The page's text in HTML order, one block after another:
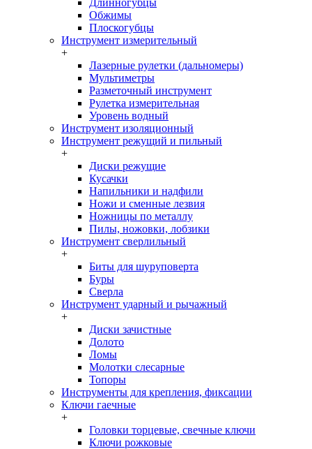
Обжимы
Плоскогубцы
Инструмент измерительный
+
Лазерные рулетки (дальномеры)
Мультиметры
Разметочный инструмент
Рулетка измерительная
Уровень водный
Инструмент изоляционный
Инструмент режущий и пильный
+
Диски режущие
Кусачки
Напильники и надфили
Ножи и сменные лезвия
Ножницы по металлу
Пилы, ножовки, лобзики
Инструмент сверлильный
+
Биты для шуруповерта
Буры
Сверла
Инструмент ударный и рычажный
+
Диски зачистные
Долото
Ломы
Молотки слесарные
Топоры
Инструменты для крепления, фиксации
Ключи гаечные
+
Головки торцевые, свечные ключи
Ключи рожковые